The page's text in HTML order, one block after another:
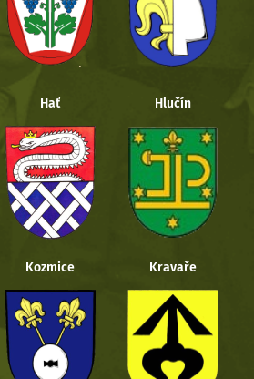
Hať Hlučín
Kozmice Kravaře